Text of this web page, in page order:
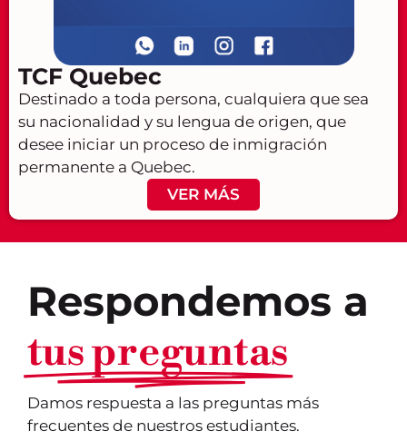
TCF Quebec
Destinado a toda persona, cualquiera que sea
su nacionalidad y su lengua de origen, que
desee iniciar un proceso de inmigración
permanente a Quebec.
VER MÁS
Respondemos a
tus preguntas
Damos respuesta a las preguntas más
frecuentes de nuestros estudiantes.